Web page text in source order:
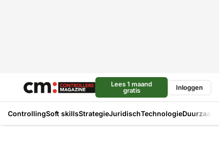
Lees 1 maand
gratis
Inloggen
ControllingSoft skillsStrategieJuridischTechnologie